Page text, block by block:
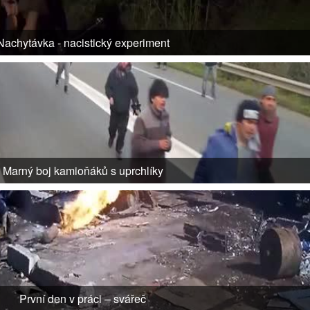
- nacistický experiment
Marný boj kamioňáků s uprchlíky
První den v práci – svářeč